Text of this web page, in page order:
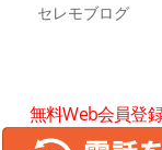
2024年12月
2024年8月
セレモブログ
無料Web会員登